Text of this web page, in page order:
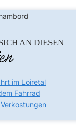
AN DIESEN
im Loiretal
Fahrrad